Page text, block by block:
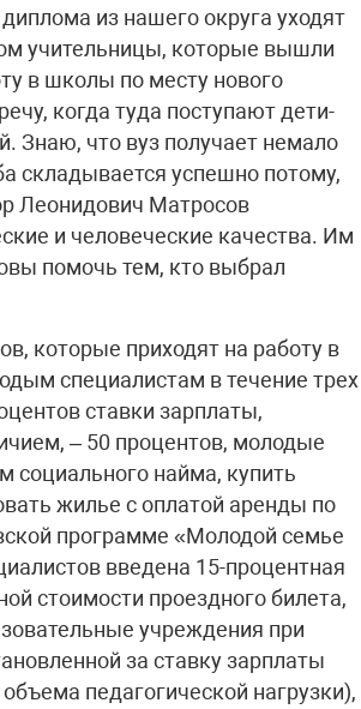
из нашего округа уходят
учительницы, которые вышли
в школы по месту нового
когда туда поступают дети-
Знаю, что вуз получает немало
складывается успешно потому,
Леонидович Матросов
и человеческие качества. Им
помочь тем, кто выбрал
которые приходят на работу в
специалистам в течение трех
ставки зарплаты,
– 50 процентов, молодые
социального найма, купить
жилье с оплатой аренды по
программе «Молодой семье
введена 15-процентная
стоимости проездного билета,
учреждения при
за ставку зарплаты
педагогической нагрузки),